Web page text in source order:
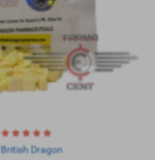
British Dragon